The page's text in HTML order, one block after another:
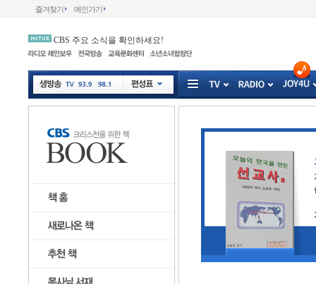
즐겨찾기 메인가기
CBS 주요 소식을 확인하세요!